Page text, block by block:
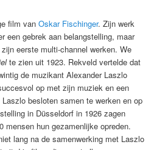
film vanOskar Fischinger. Zijn werk
een gebrek aan belangstelling, maar
eerste multi-channel werken. We
te zien uit 1923. Rekveld vertelde dat
de muzikant Alexander Laszlo
op met zijn muziek en een
besloten samen te werken en op
in Düsseldorf in 1926 zagen
mensen hun gezamenlijke opreden.
lang na de samenwerking met Laszlo